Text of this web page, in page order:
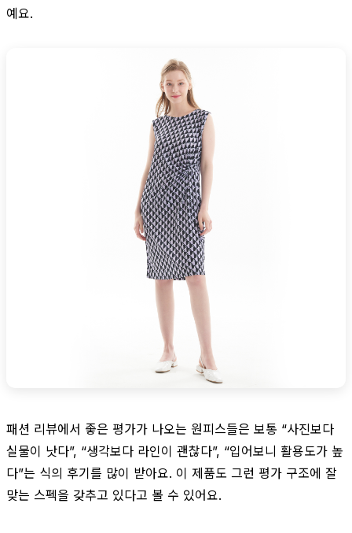
예요.
패션 리뷰에서 좋은 평가가 나오는 원피스들은 보통 “사진보다
실물이 낫다”, “생각보다 라인이 괜찮다”, “입어보니 활용도가 높
다”는 식의 후기를 많이 받아요. 이 제품도 그런 평가 구조에 잘
맞는 스펙을 갖추고 있다고 볼 수 있어요.